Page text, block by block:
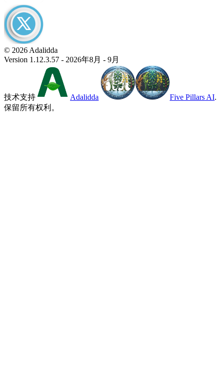
© 2026 Adalidda
Version 1.12.3.57 - 2026年8月 - 9月
技术支持 Adalidda Five Pillars AI.
保留所有权利。